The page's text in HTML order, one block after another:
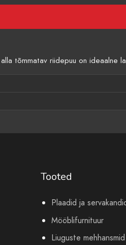
tõmmatav riidepuu on
Tooted
Plaadid ja
Mööblifurnituur
Liuguste mehhansmid